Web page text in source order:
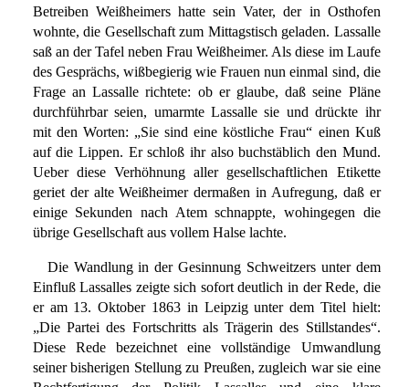
Betreiben Weißheimers hatte sein Vater, der in Osthofen
wohnte, die Gesellschaft zum Mittagstisch geladen. Lassalle
saß an der Tafel neben Frau Weißheimer. Als diese im Laufe
des Gesprächs, wißbegierig wie Frauen nun einmal sind, die
Frage an Lassalle richtete: ob er glaube, daß seine Pläne
durchführbar seien, umarmte Lassalle sie und drückte ihr
mit den Worten: „Sie sind eine köstliche Frau“ einen Kuß
auf die Lippen. Er schloß ihr also buchstäblich den Mund.
Ueber diese Verhöhnung aller gesellschaftlichen Etikette
geriet der alte Weißheimer dermaßen in Aufregung, daß er
einige Sekunden nach Atem schnappte, wohingegen die
übrige Gesellschaft aus vollem Halse lachte.
Die Wandlung in der Gesinnung Schweitzers unter dem
Einfluß Lassalles zeigte sich sofort deutlich in der Rede, die
er am 13. Oktober 1863 in Leipzig unter dem Titel hielt:
„Die Partei des Fortschritts als Trägerin des Stillstandes“.
Diese Rede bezeichnet eine vollständige Umwandlung
seiner bisherigen Stellung zu Preußen, zugleich war sie eine